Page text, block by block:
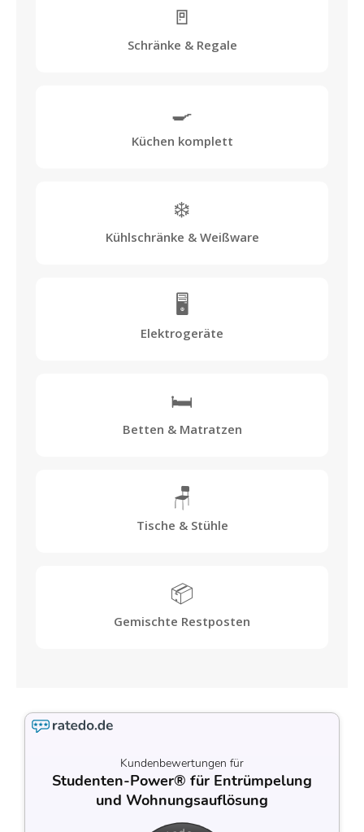
🚪
Schränke & Regale
🍳
Küchen komplett
❄️
Kühlschränke & Weißware
🖥️
Elektrogeräte
🛏️
Betten & Matratzen
🪑
Tische & Stühle
📦
Gemischte Restposten
Kundenbewertungen für
Studenten-Power® für Entrümpelung
und Wohnungsauflösung